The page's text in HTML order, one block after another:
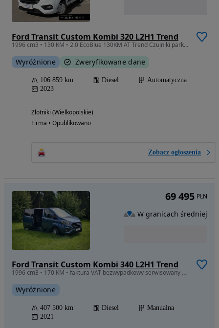
Ford Transit Custom Kombi 320 L2H1 Trend
1996 cm3 • 130 KM • 2.0 EcoBlue 130KM AT Trend Czujniki parkowania Tempomat SalonPL FV23%
Wyróżnione Zweryfikowane dane
106 859 km Diesel
Automatyczna
2023
Złotniki (Wielkopolskie)
Firma • Opublikowano
Zobacz ogłoszenia
Ford Transit Custom Kombi 340 L2H1 Trend
1996 cm3 • 170 KM • faktura VAT bezwypadkowy serwisowany salon Polska, 2 przesuwne drzwi
Wyróżnione
407 500 km Diesel
Manualna
2021
69 495 PLN
W granicach średniej